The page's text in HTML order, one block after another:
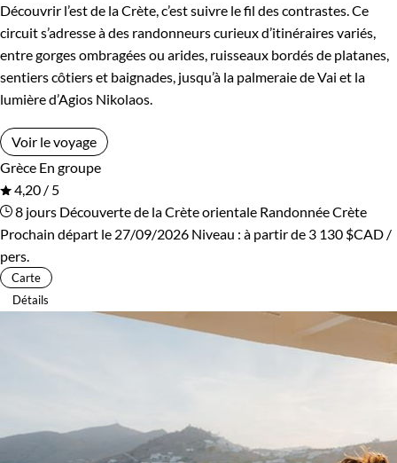
Découvrir l’est de la Crète, c’est suivre le fil des contrastes. Ce
circuit s’adresse à des randonneurs curieux d’itinéraires variés,
entre gorges ombragées ou arides, ruisseaux bordés de platanes,
sentiers côtiers et baignades, jusqu’à la palmeraie de Vai et la
lumière d’Agios Nikolaos.
Voir le voyage
Grèce En groupe
4,20 / 5
8 jours Découverte de la Crète orientale Randonnée Crète
Prochain départ le 27/09/2026 Niveau : à partir de 3 130 $CAD /
pers.
Carte
Détails